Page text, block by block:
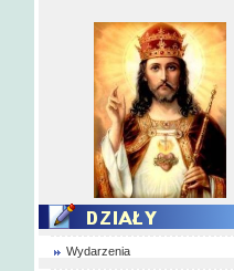
Wydarzenia